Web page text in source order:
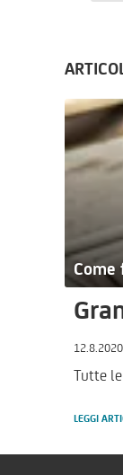
Come
12.8.2020
Tutte
LEGGI